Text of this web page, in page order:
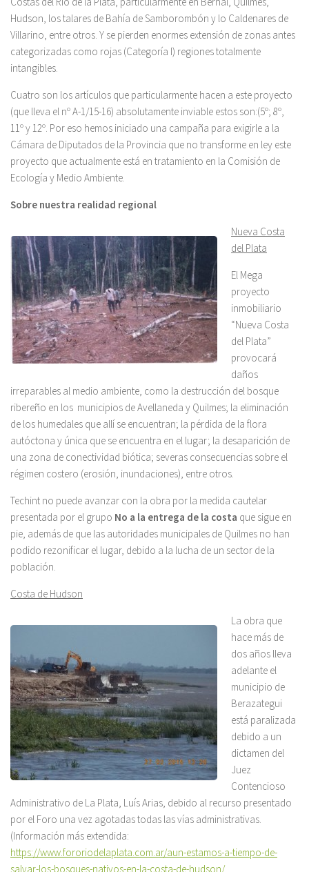
Hudson, los talares de Bahía de Samborombón y lo Caldenares de
Villarino, entre otros. Y se pierden enormes extensión de zonas antes
categorizadas como rojas (Categoría I) regiones totalmente
intangibles.
Cuatro son los artículos que particularmente hacen a este proyecto
(que lleva el nº A-1/15-16) absolutamente inviable estos son:(5º; 8º,
11º y 12º. Por eso hemos iniciado una campaña para exigirle a la
Cámara de Diputados de la Provincia que no transforme en ley este
proyecto que actualmente está en tratamiento en la Comisión de
Ecología y Medio Ambiente.
Sobre nuestra realidad regional
Nueva Costa
del Plata
El Mega
proyecto
inmobiliario
“Nueva Costa
del Plata”
provocará
daños
irreparables al medio ambiente, como la destrucción del bosque
ribereño en los municipios de Avellaneda y Quilmes; la eliminación
de los humedales que allí se encuentran; la pérdida de la flora
autóctona y única que se encuentra en el lugar; la desaparición de
una zona de conectividad biótica; severas consecuencias sobre el
régimen costero (erosión, inundaciones), entre otros.
Techint no puede avanzar con la obra por la medida cautelar
presentada por el grupo No a la entrega de la costa que sigue en
pie, además de que las autoridades municipales de Quilmes no han
podido rezonificar el lugar, debido a la lucha de un sector de la
población.
Costa de Hudson
La obra que
hace más de
dos años lleva
adelante el
municipio de
Berazategui
está paralizada
debido a un
dictamen del
Juez
Contencioso
Administrativo de La Plata, Luís Arias, debido al recurso presentado
por el Foro una vez agotadas todas las vías administrativas.
(Información más extendida:
https://www.fororiodelaplata.com.ar/aun-estamos-a-tiempo-de-
salvar-los-bosques-nativos-en-la-costa-de-hudson/